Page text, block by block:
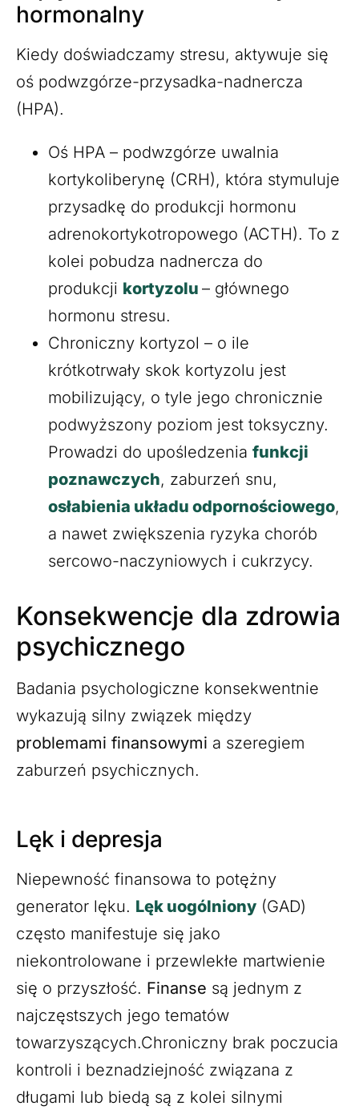
hormonalny
Kiedy doświadczamy stresu, aktywuje się
oś podwzgórze-przysadka-nadnercza
(HPA).
Oś HPA – podwzgórze uwalnia
kortykoliberynę (CRH), która stymuluje
przysadkę do produkcji hormonu
adrenokortykotropowego (ACTH). To z
kolei pobudza nadnercza do
produkcji kortyzolu – głównego
hormonu stresu.
Chroniczny kortyzol – o ile
krótkotrwały skok kortyzolu jest
mobilizujący, o tyle jego chronicznie
podwyższony poziom jest toksyczny.
Prowadzi do upośledzenia funkcji
poznawczych, zaburzeń snu,
osłabienia układu odpornościowego,
a nawet zwiększenia ryzyka chorób
sercowo-naczyniowych i cukrzycy.
Konsekwencje dla zdrowia
psychicznego
Badania psychologiczne konsekwentnie
wykazują silny związek między
problemami finansowymi a szeregiem
zaburzeń psychicznych.
Lęk i depresja
Niepewność finansowa to potężny
generator lęku. Lęk uogólniony (GAD)
często manifestuje się jako
niekontrolowane i przewlekłe martwienie
się o przyszłość. Finanse są jednym z
najczęstszych jego tematów
towarzyszących.Chroniczny brak poczucia
kontroli i beznadziejność związana z
długami lub biedą są z kolei silnymi